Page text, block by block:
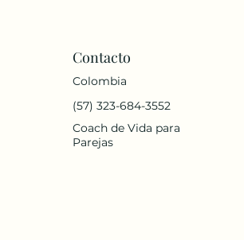
Contacto
Colombia
(57) 323-684-3552
Coach de Vida para
Parejas